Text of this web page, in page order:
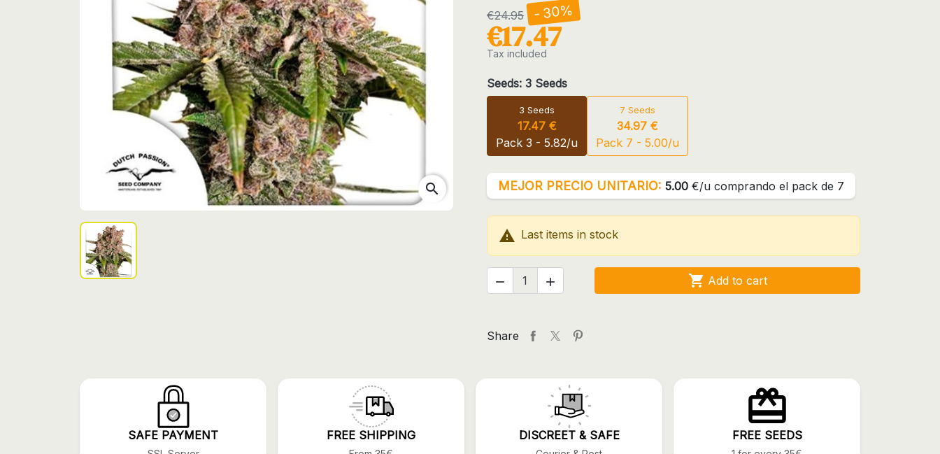
search
€24.95 - 30%
€17.47
Tax included
Seeds: 3 Seeds
3 Seeds
17.47 €
Pack 3 - 5.82/u
7 Seeds
34.97 €
Pack 7 - 5.00/u
MEJOR PRECIO UNITARIO: 5.00 €/u comprando el pack de 7
 Last items in stock
   Add to cart
Share
SAFE PAYMENT FREE SHIPPING DISCREET & SAFE FREE SEEDS